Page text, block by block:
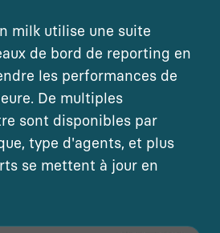
milk utilise une suite
de bord de reporting en
les performances de
De multiples
sont disponibles par
type d'agents, et plus
se mettent à jour en